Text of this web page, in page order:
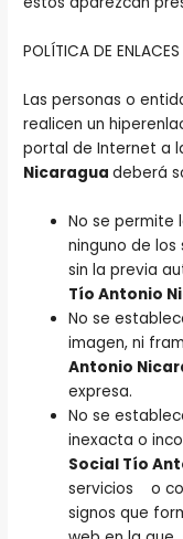
POLÍTICA DE ENLACES
Las personas o
realicen un
portal de Internet a
Nicaraguadeberá
No se permite
ninguno de
sin la previa
Tío Antonio
No se
imagen, ni
Antonio
expresa.
No se
inexacta o
Social Tío
servicios o
signos que